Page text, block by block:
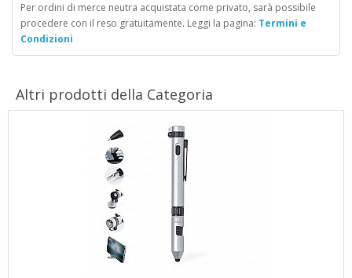
Per ordini di merce neutra acquistata come privato, sarà possibile
procedere con il reso gratuitamente. Leggi la pagina: Termini e
Condizioni
Altri prodotti della Categoria